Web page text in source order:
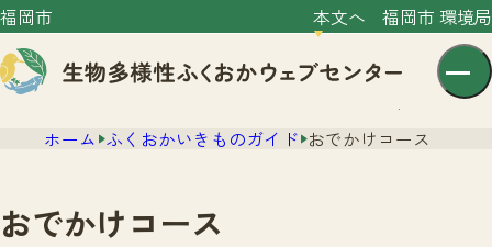
福岡市 本文へ 福岡市 環境局
ホーム ふくおかいきものガイド おでかけコース
おでかけコース